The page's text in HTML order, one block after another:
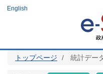
ツ
English
トップページ 統計デー